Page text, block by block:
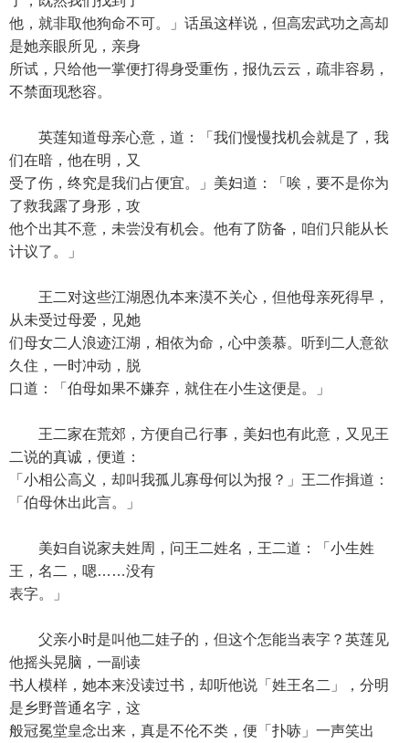
他，就非取他狗命不可。」话虽这样说，但高宏武功之高却
是她亲眼所见，亲身
所试，只给他一掌便打得身受重伤，报仇云云，疏非容易，
不禁面现愁容。
英莲知道母亲心意，道：「我们慢慢找机会就是了，我
们在暗，他在明，又
受了伤，终究是我们占便宜。」美妇道：「唉，要不是你为
了救我露了身形，攻
他个出其不意，未尝没有机会。他有了防备，咱们只能从长
计议了。」
王二对这些江湖恩仇本来漠不关心，但他母亲死得早，
从未受过母爱，见她
们母女二人浪迹江湖，相依为命，心中羡慕。听到二人意欲
久住，一时冲动，脱
口道：「伯母如果不嫌弃，就住在小生这便是。」
王二家在荒郊，方便自己行事，美妇也有此意，又见王
二说的真诚，便道：
「小相公高义，却叫我孤儿寡母何以为报？」王二作揖道：
「伯母休出此言。」
美妇自说家夫姓周，问王二姓名，王二道：「小生姓
王，名二，嗯……没有
表字。」
父亲小时是叫他二娃子的，但这个怎能当表字？英莲见
他摇头晃脑，一副读
书人模样，她本来没读过书，却听他说「姓王名二」，分明
是乡野普通名字，这
般冠冕堂皇念出来，真是不伦不类，便「扑哧」一声笑出